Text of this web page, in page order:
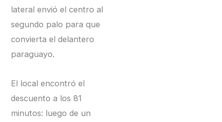
lateral envió el centro al
segundo palo para que
convierta el delantero
paraguayo.
El local encontró el
descuento a los 81
minutos: luego de un